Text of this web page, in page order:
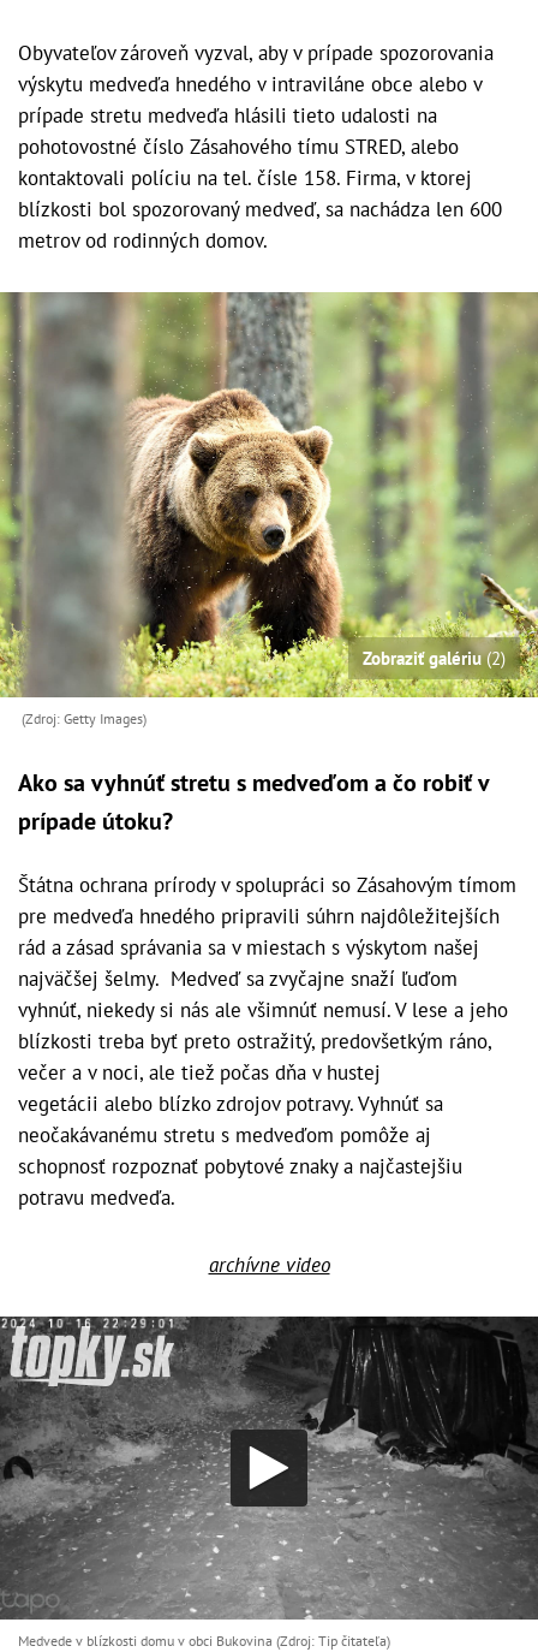
Obyvateľov zároveň vyzval, aby v prípade spozorovania
výskytu medveďa hnedého v intraviláne obce alebo v
prípade stretu medveďa hlásili tieto udalosti na
pohotovostné číslo Zásahového tímu STRED, alebo
kontaktovali políciu na tel. čísle 158. Firma, v ktorej
blízkosti bol spozorovaný medveď, sa nachádza len 600
metrov od rodinných domov.
Zobraziť galériu(2)
(Zdroj: Getty Images)
Ako sa vyhnúť stretu s medveďom a čo robiť v
prípade útoku?
Štátna ochrana prírody v spolupráci so Zásahovým tímom
pre medveďa hnedého pripravili súhrn najdôležitejších
rád a zásad správania sa v miestach s výskytom našej
najväčšej šelmy. Medveď sa zvyčajne snaží ľuďom
vyhnúť, niekedy si nás ale všimnúť nemusí. V lese a jeho
blízkosti treba byť preto ostražitý, predovšetkým ráno,
večer a v noci, ale tiež počas dňa v hustej
vegetácii alebo blízko zdrojov potravy. Vyhnúť sa
neočakávanému stretu s medveďom pomôže aj
schopnosť rozpoznať pobytové znaky a najčastejšiu
potravu medveďa.
archívne video
Medvede v blízkosti domu v obci Bukovina (Zdroj: Tip čitateľa)